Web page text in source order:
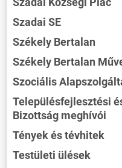
Szadai SE
Székely Bertalan
Székely Bertalan
Szociális
Településfejlesztési
Bizottság meghívói
Tények és tévhitek
Testületi ülések